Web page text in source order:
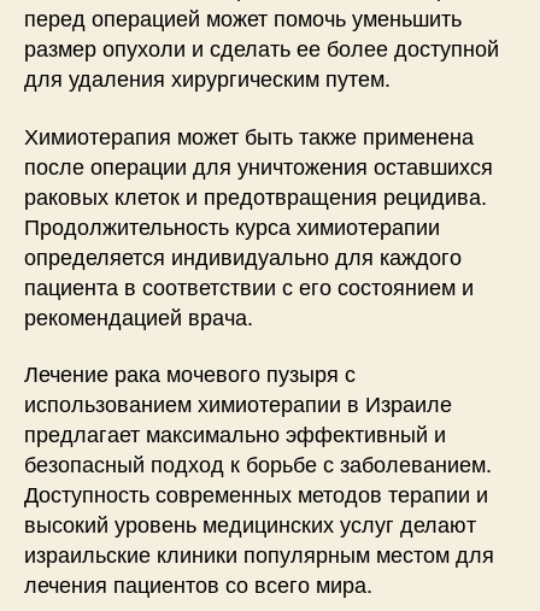
перед операцией может помочь уменьшить
размер опухоли и сделать ее более доступной
для удаления хирургическим путем.
Химиотерапия может быть также применена
после операции для уничтожения оставшихся
раковых клеток и предотвращения рецидива.
Продолжительность курса химиотерапии
определяется индивидуально для каждого
пациента в соответствии с его состоянием и
рекомендацией врача.
Лечение рака мочевого пузыря с
использованием химиотерапии в Израиле
предлагает максимально эффективный и
безопасный подход к борьбе с заболеванием.
Доступность современных методов терапии и
высокий уровень медицинских услуг делают
израильские клиники популярным местом для
лечения пациентов со всего мира.